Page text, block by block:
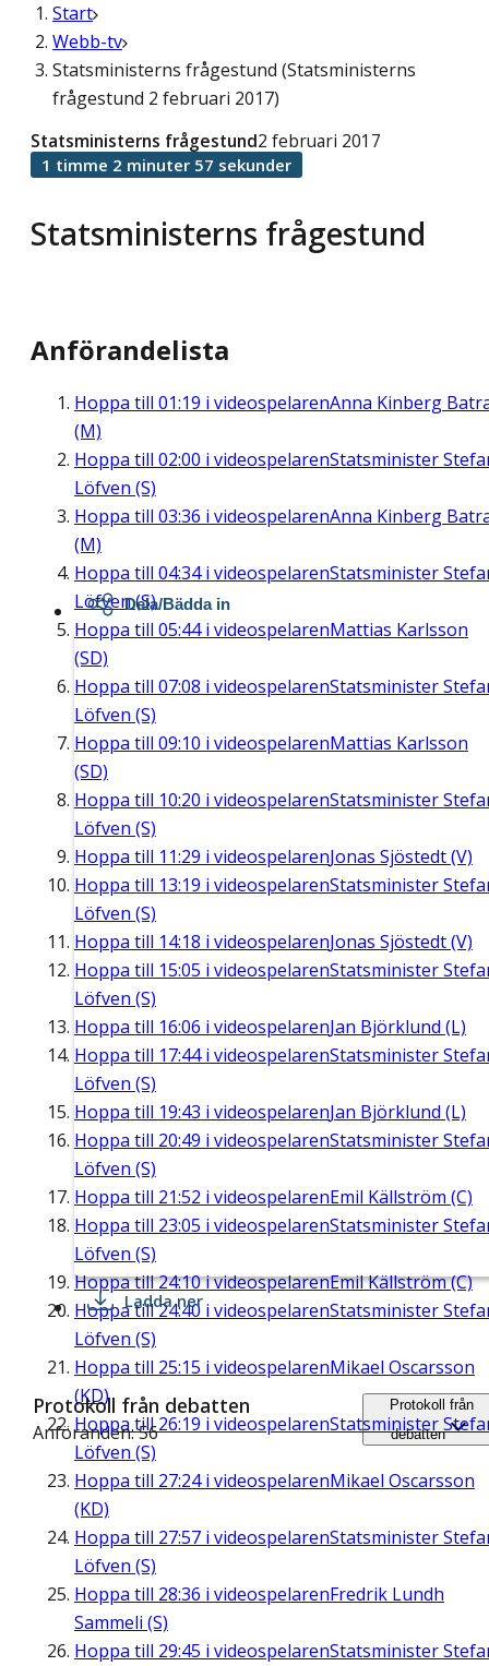
Start
Webb-tv
Statsministerns frågestund (Statsministerns
frågestund 2 februari 2017)
Statsministerns frågestund
Statsministerns frågestund2 februari 2017
1 timme 2 minuter 57 sekunder
Anförandelista
Hoppa till 01:19 i videospelarenAnna Kinberg
(M)
Hoppa till 02:00 i videospelarenStatsminister
Löfven (S)
Hoppa till 03:36 i videospelarenAnna Kinberg
(M)
Hoppa till 04:34i videospelarenStatsminister
Löfven (S)
Hoppa till 05:44i videospelarenMattias Karlsson
(SD)
Hoppa till 07:08 i videospelarenStatsminister
Löfven (S)
Hoppa till 09:10 i videospelarenMattias Karlsson
(SD)
Hoppa till 10:20 i videospelarenStatsminister
Löfven (S)
Hoppa till 11:29 i videospelarenJonas Sjöstedt (V)
Hoppa till 13:19 i videospelarenStatsminister
Löfven (S)
Hoppa till 14:18 i videospelarenJonas Sjöstedt (V)
Hoppa till 15:05 i videospelarenStatsminister
Löfven (S)
Hoppa till 16:06 i videospelarenJan Björklund (L)
Hoppa till 17:44i videospelarenStatsminister
Löfven (S)
Hoppa till 19:43 i videospelarenJan Björklund (L)
Hoppa till 20:49 i videospelarenStatsminister
Löfven (S)
Hoppa till 21:52 i videospelarenEmil Källström (C)
Hoppa till 23:05 i videospelarenStatsminister
Löfven (S)
Hoppa till24:10i videospelarenEmil Källström (C)
Hoppa till24:40 i videospelarenStatsminister
Löfven (S)
Hoppa till 25:15 i videospelarenMikael Oscarsson
(KD)
Hoppa till26:19 i videospelarenStatsminister
Löfven (S)
Hoppa till 27:24i videospelarenMikael Oscarsson
(KD)
Hoppa till 27:57 i videospelarenStatsminister
Löfven (S)
Hoppa till 28:36 i videospelarenFredrik Lundh
Sammeli (S)
Hoppa till 29:45 i videospelarenStatsminister
Dela/Bädda in
Ladda ner
Protokoll från debatten
Anföranden: 56
Protokoll från
debatten